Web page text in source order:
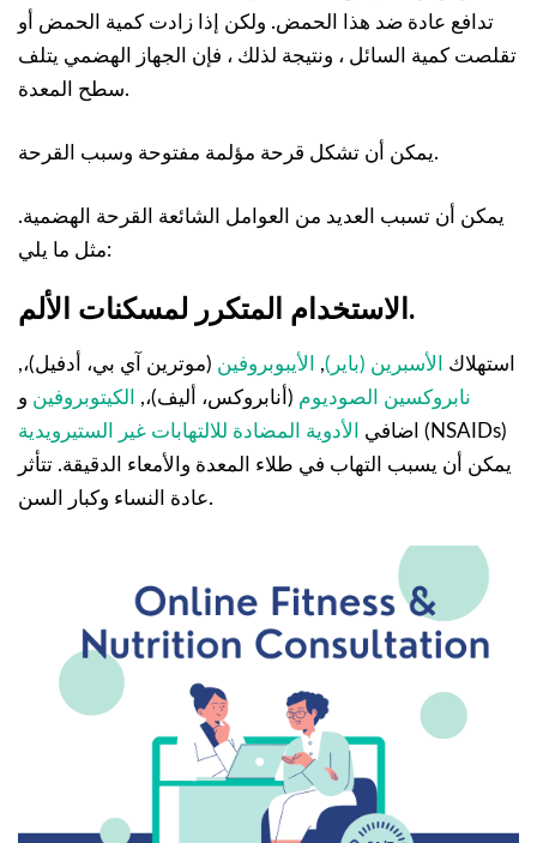
تدافع عادة ضد هذا الحمض. ولكن إذا زادت كمية الحمض أو
تقلصت كمية السائل ، ونتيجة لذلك ، فإن الجهاز الهضمي يتلف
سطح المعدة.
يمكن أن تشكل قرحة مؤلمة مفتوحة وسبب القرحة.
يمكن أن تسبب العديد من العوامل الشائعة القرحة الهضمية.
مثل ما يلي:
الاستخدام المتكرر لمسكنات الألم.
استهلاك الأسبرين (باير), الأيبوبروفين (موترين آي بي، أدفيل)،,
نابروكسين الصوديوم (أنابروكس، أليف)،, الكيتوبروفين و
اضافي
الأدوية المضادة للالتهابات غير الستيرويدية
(NSAIDs)
يمكن أن يسبب التهاب في طلاء المعدة والأمعاء الدقيقة. تتأثر
عادة النساء وكبار السن.